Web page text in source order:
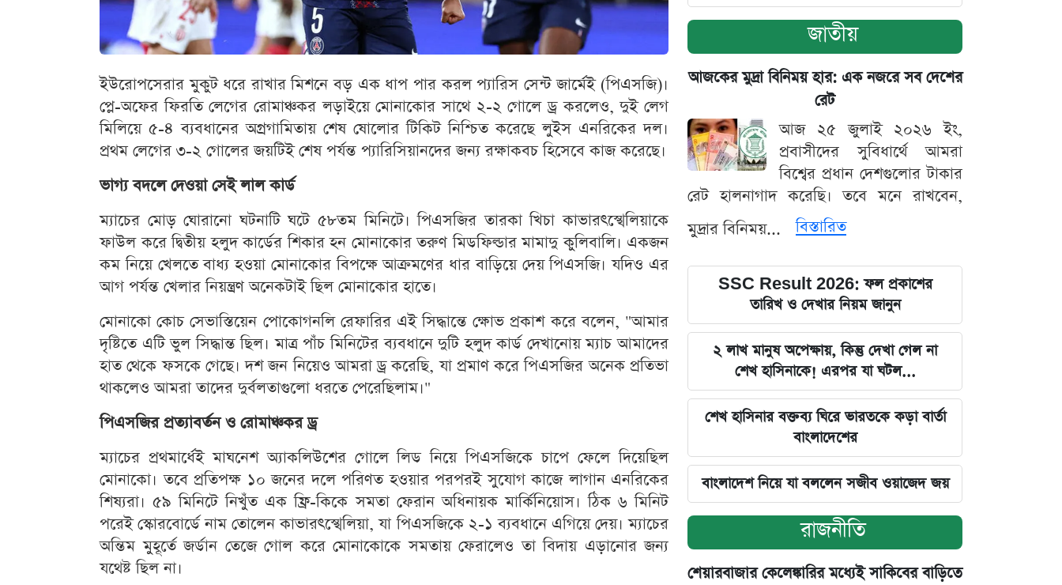
ইউরোপসেরার মুকুট ধরে রাখার মিশনে বড় এক ধাপ পার করল প্যারিস সেন্ট জার্মেই (পিএসজি)।
প্লে-অফের ফিরতি লেগের রোমাঞ্চকর লড়াইয়ে মোনাকোর সাথে ২-২ গোলে ড্র করলেও, দুই লেগ
মিলিয়ে ৫-৪ ব্যবধানের অগ্রগামিতায় শেষ ষোলোর টিকিট নিশ্চিত করেছে লুইস এনরিকের দল।
প্রথম লেগের ৩-২ গোলের জয়টিই শেষ পর্যন্ত প্যারিসিয়ানদের জন্য রক্ষাকবচ হিসেবে কাজ করেছে।
ভাগ্য বদলে দেওয়া সেই লাল কার্ড
ম্যাচের মোড় ঘোরানো ঘটনাটি ঘটে ৫৮তম মিনিটে। পিএসজির তারকা খিচা কাভারৎস্খেলিয়াকে
ফাউল করে দ্বিতীয় হলুদ কার্ডের শিকার হন মোনাকোর তরুণ মিডফিল্ডার মামাদু কুলিবালি। একজন
কম নিয়ে খেলতে বাধ্য হওয়া মোনাকোর বিপক্ষে আক্রমণের ধার বাড়িয়ে দেয় পিএসজি। যদিও এর
আগ পর্যন্ত খেলার নিয়ন্ত্রণ অনেকটাই ছিল মোনাকোর হাতে।
মোনাকো কোচ সেভাস্তিয়েন পোকোগনলি রেফারির এই সিদ্ধান্তে ক্ষোভ প্রকাশ করে বলেন, "আমার
দৃষ্টিতে এটি ভুল সিদ্ধান্ত ছিল। মাত্র পাঁচ মিনিটের ব্যবধানে দুটি হলুদ কার্ড দেখানোয় ম্যাচ আমাদের
হাত থেকে ফসকে গেছে। দশ জন নিয়েও আমরা ড্র করেছি, যা প্রমাণ করে পিএসজির অনেক প্রতিভা
থাকলেও আমরা তাদের দুর্বলতাগুলো ধরতে পেরেছিলাম।"
পিএসজির প্রত্যাবর্তন ও রোমাঞ্চকর ড্র
ম্যাচের প্রথমার্ধেই মাঘনেশ অ্যাকলিউশের গোলে লিড নিয়ে পিএসজিকে চাপে ফেলে দিয়েছিল
মোনাকো। তবে প্রতিপক্ষ ১০ জনের দলে পরিণত হওয়ার পরপরই সুযোগ কাজে লাগান এনরিকের
শিষ্যরা। ৫৯ মিনিটে নিখুঁত এক ফ্রি-কিকে সমতা ফেরান অধিনায়ক মার্কিনিয়োস। ঠিক ৬ মিনিট
পরেই স্কোরবোর্ডে নাম তোলেন কাভারৎস্খেলিয়া, যা পিএসজিকে ২-১ ব্যবধানে এগিয়ে দেয়। ম্যাচের
অন্তিম মুহূর্তে জর্ডান তেজে গোল করে মোনাকোকে সমতায় ফেরালেও তা বিদায় এড়ানোর জন্য
যথেষ্ট ছিল না।
জাতীয়
আজকের মুদ্রা বিনিময় হার: এক নজরে সব দেশের
রেট
আজ ২৫ জুলাই ২০২৬ ইং,
প্রবাসীদের সুবিধার্থে আমরা
বিশ্বের প্রধান দেশগুলোর টাকার
রেট হালনাগাদ করেছি। তবে মনে রাখবেন,
মুদ্রার বিনিময়...
বিস্তারিত
SSC Result 2026: ফল প্রকাশের
তারিখ ও দেখার নিয়ম জানুন
২ লাখ মানুষ অপেক্ষায়, কিন্তু দেখা গেল না
শেখ হাসিনাকে! এরপর যা ঘটল...
শেখ হাসিনার বক্তব্য ঘিরে ভারতকে কড়া বার্তা
বাংলাদেশের
বাংলাদেশ নিয়ে যা বললেন সজীব ওয়াজেদ জয়
রাজনীতি
শেয়ারবাজার কেলেঙ্কারির মধ্যেই সাকিবের বাড়িতে